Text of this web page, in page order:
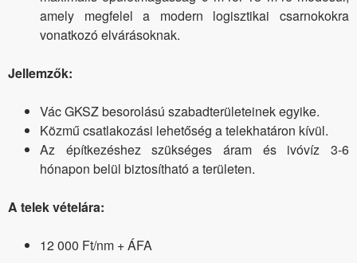
amely megfelel a modern logisztikai csarnokokra
vonatkozó elvárásoknak.
Jellemzők:
Vác GKSZ besorolású szabadterületeinek egyike.
Közmű csatlakozási lehetőség a telekhatáron kívül.
Az építkezéshez szükséges áram és ivóvíz 3-6
hónapon belül biztosítható a területen.
A telek vételára:
12 000 Ft/nm + ÁFA